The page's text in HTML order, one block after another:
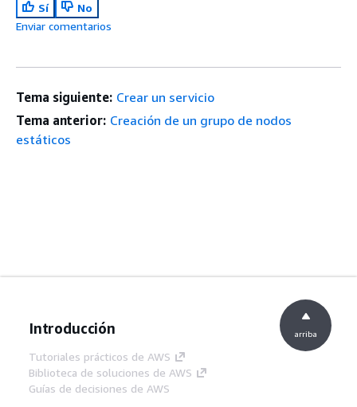
Sí
No
Enviar comentarios
Tema siguiente: Crear un servicio
Tema anterior: Creación de un grupo de nodos
estáticos
Introducción
Tutoriales prácticos de AWS
Biblioteca de soluciones de AWS
Guías de decisiones de AWS
arriba